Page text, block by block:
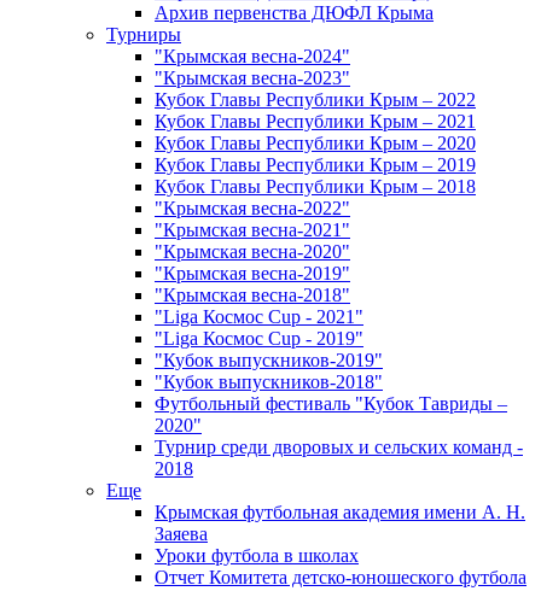
Архив первенства ДЮФЛ Крыма
Турниры
"Крымская весна-2024"
"Крымская весна-2023"
Кубок Главы Республики Крым – 2022
Кубок Главы Республики Крым – 2021
Кубок Главы Республики Крым – 2020
Кубок Главы Республики Крым – 2019
Кубок Главы Республики Крым – 2018
"Крымская весна-2022"
"Крымская весна-2021"
"Крымская весна-2020"
"Крымская весна-2019"
"Крымская весна-2018"
"Liga Космос Cup - 2021"
"Liga Космос Cup - 2019"
"Кубок выпускников-2019"
"Кубок выпускников-2018"
Футбольный фестиваль "Кубок Тавриды –
2020"
Турнир среди дворовых и сельских команд -
2018
Еще
Крымская футбольная академия имени А. Н.
Заяева
Уроки футбола в школах
Отчет Комитета детско-юношеского футбола